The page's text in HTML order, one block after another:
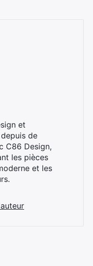
et
de
C86 Design,
les pièces
et les